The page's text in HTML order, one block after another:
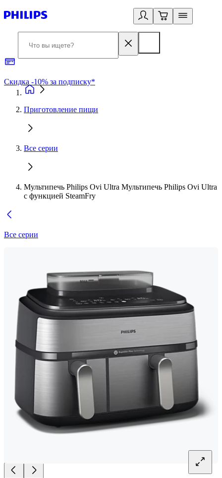
Скидка -10% за подписку*
Приготовление пищи
Все серии
Мультипечь Philips Ovi Ultra Мультипечь Philips Ovi Ultra
с функцией SteamFry
Все серии